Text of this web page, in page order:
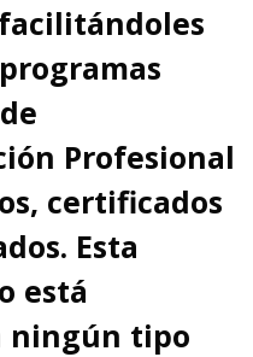
Profesional
certificados
Esta
está
ningún tipo